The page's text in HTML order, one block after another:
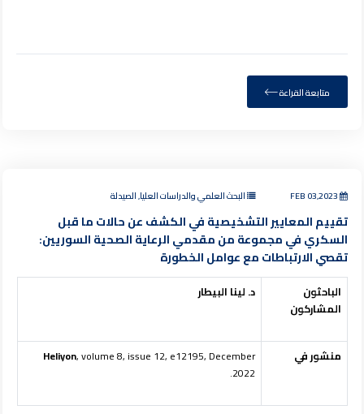
متابعة القراءة
البحث العلمي والدراسات العليا, الصيدلة
تقييم المعايير التشخيصية في الكشف عن حالات ما قبل
السكري في مجموعة من مقدمي الرعاية الصحية السوريين:
تقصي الارتباطات مع عوامل الخطورة
الباحثون
المشاركون
د. لينا البيطار
منشور في Heliyon, volume 8, issue 12, e12195, December
2022.